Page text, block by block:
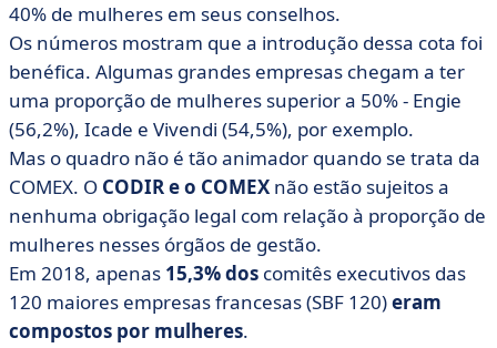
40% de mulheres em seus conselhos.
Os números mostram que a introdução dessa cota foi
benéfica. Algumas grandes empresas chegam a ter
uma proporção de mulheres superior a 50% - Engie
(56,2%), Icade e Vivendi (54,5%), por exemplo.
Mas o quadro não é tão animador quando se trata da
COMEX. O CODIR e o COMEX não estão sujeitos a
nenhuma obrigação legal com relação à proporção de
mulheres nesses órgãos de gestão.
Em 2018, apenas 15,3% dos comitês executivos das
120 maiores empresas francesas (SBF 120)eram
compostos por mulheres.